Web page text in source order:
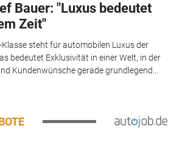
Bauer: "Luxus bedeutet
Zeit"
Klasse steht für automobilen Luxus der
bedeutet Exklusivität in einer Welt, in der
Kundenwünsche gerade grundlegend...